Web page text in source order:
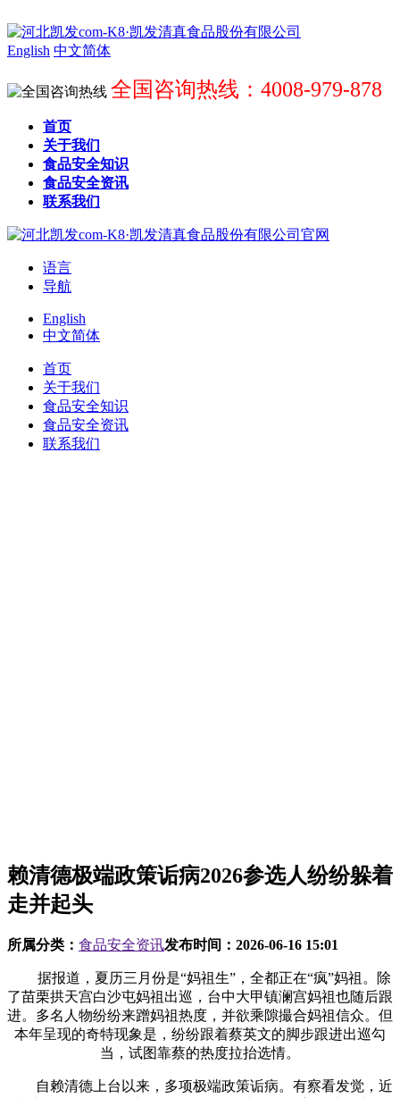
English 中文简体
全国咨询热线：4008-979-878
首页
关于我们
食品安全知识
食品安全资讯
联系我们
语言
导航
English
中文简体
首页
关于我们
食品安全知识
食品安全资讯
联系我们
赖清德极端政策诟病2026参选人纷纷躲着
走并起头
所属分类： 食品安全资讯发布时间： 2026-06-16 15:01
据报道，夏历三月份是“妈祖生”，全都正在“疯”妈祖。除
了苗栗拱天宫白沙屯妈祖出巡，台中大甲镇澜宫妈祖也随后跟
进。多名人物纷纷来蹭妈祖热度，并欲乘隙撮合妈祖信众。但
本年呈现的奇特现象是，纷纷跟着蔡英文的脚步跟进出巡勾
当，试图靠蔡的热度拉抬选情。
自赖清德上台以来，多项极端政策诟病。有察看发觉，近